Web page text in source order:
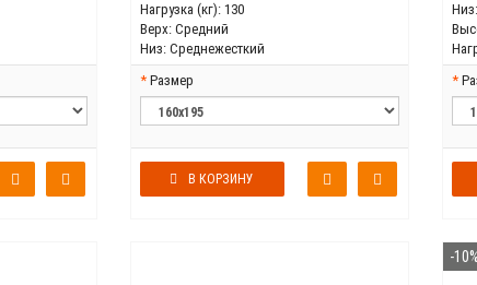
Нагрузка (кг): 130
Верх: Средний
Низ: Среднежесткий
Размер
В КОРЗИНУ
Низ:
-10%